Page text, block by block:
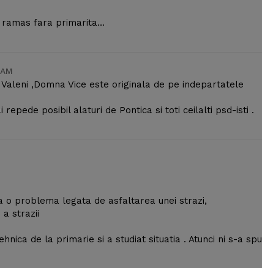
ramas fara primarita…
,Domna Vice este originala de pe indepartatele
repede posibil alaturi de Pontica si toti ceilalti psd-isti .
o problema legata de asfaltarea unei strazi,
a strazii
de la primarie si a studiat situatia . Atunci ni s-a